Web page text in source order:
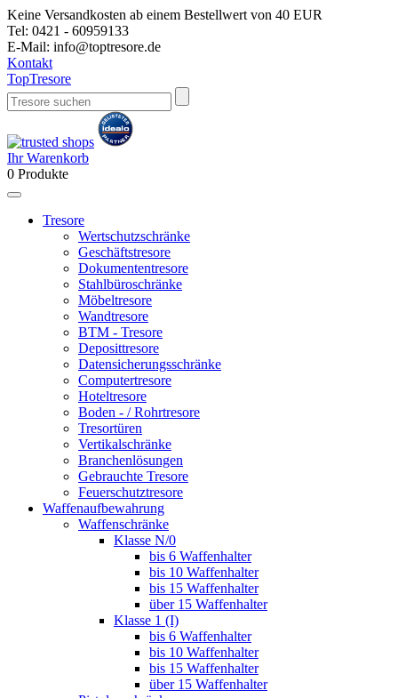
Keine Versandkosten ab einem Bestellwert von 40 EUR
Tel: 0421 - 60959133
E-Mail: info@toptresore.de
Kontakt
TopTresore
Ihr Warenkorb
0 Produkte
Tresore
Wertschutzschränke
Geschäftstresore
Dokumententresore
Stahlbüroschränke
Möbeltresore
Wandtresore
BTM - Tresore
Deposittresore
Datensicherungsschränke
Computertresore
Hoteltresore
Boden - / Rohrtresore
Tresortüren
Vertikalschränke
Branchenlösungen
Gebrauchte Tresore
Feuerschutztresore
Waffenaufbewahrung
Waffenschränke
Klasse N/0
bis 6 Waffenhalter
bis 10 Waffenhalter
bis 15 Waffenhalter
über 15 Waffenhalter
Klasse 1 (I)
bis 6 Waffenhalter
bis 10 Waffenhalter
bis 15 Waffenhalter
über 15 Waffenhalter